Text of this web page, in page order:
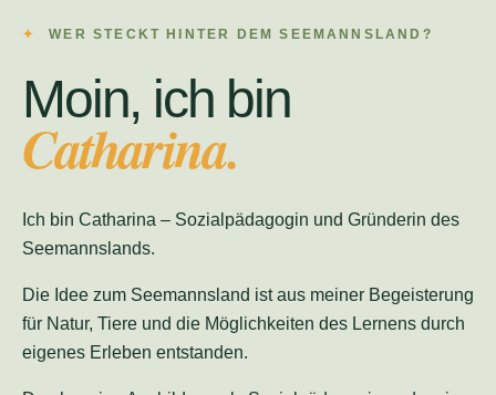
WER STECKT HINTER DEM SEEMANNSLAND?
Moin, ich bin
Catharina.
Ich bin Catharina – Sozialpädagogin und Gründerin des
Seemannslands.
Die Idee zum Seemannsland ist aus meiner Begeisterung
für Natur, Tiere und die Möglichkeiten des Lernens durch
eigenes Erleben entstanden.